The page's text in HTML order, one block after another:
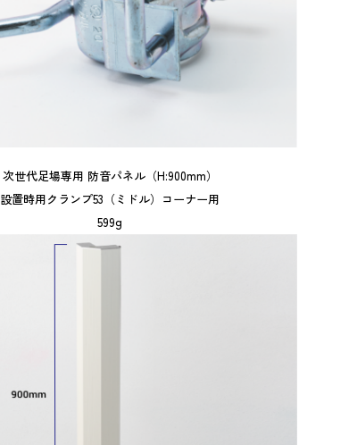
次世代足場専用 防音パネル（H:900mm）
設置時用クランプ53（ミドル）コーナー用
599g